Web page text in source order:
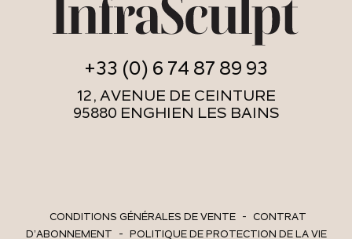
+33 (0) 6 74 87 89 93
12, AVENUE DE CEINTURE
95880 ENGHIEN LES BAINS
CONDITIONS GÉNÉRALES DE VENTE -
CONTRAT
D’ABONNEMENT
- POLITIQUE DE PROTECTION DE LA VIE